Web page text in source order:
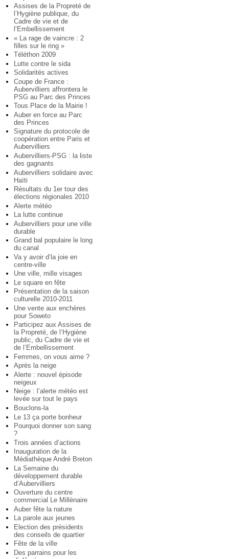
Assises de la Propreté de
l’Hygiène publique, du
Cadre de vie et de
l’Embellissement
« La rage de vaincre : 2
filles sur le ring »
Téléthon 2009
Lutte contre le sida
Solidarités actives
Coupe de France :
Aubervilliers affrontera le
PSG au Parc des Princes
Tous Place de la Mairie !
Auber en force au Parc
des Princes
Signature du protocole de
coopération entre Paris et
Aubervilliers
Aubervilliers-PSG : la liste
des gagnants
Aubervilliers solidaire avec
Haïti
Résultats du 1er tour des
élections régionales 2010
Alerte météo
La lutte continue
Aubervilliers pour une ville
durable
Grand bal populaire le long
du canal
Va y avoir d’la joie en
centre-ville
Une ville, mille visages
Le square en fête
Présentation de la saison
culturelle 2010-2011
Une vente aux enchères
pour Soweto
Participez aux Assises de
la Propreté, de l’Hygiène
public, du Cadre de vie et
de l’Embellissement
Femmes, on vous aime ?
Après la neige
Alerte : nouvel épisode
neigeux
Neige : l’alerte météo est
levée sur tout le pays
Bouclons-la
Le 13 ça porte bonheur
Pourquoi donner son sang
?
Trois années d’actions
Inauguration de la
Médiathèque André Breton
La Semaine du
développement durable
d’Aubervilliers
Ouverture du centre
commercial Le Millénaire
Auber fête la nature
La parole aux jeunes
Election des présidents
des conseils de quartier
Fête de la ville
Des parrains pour les